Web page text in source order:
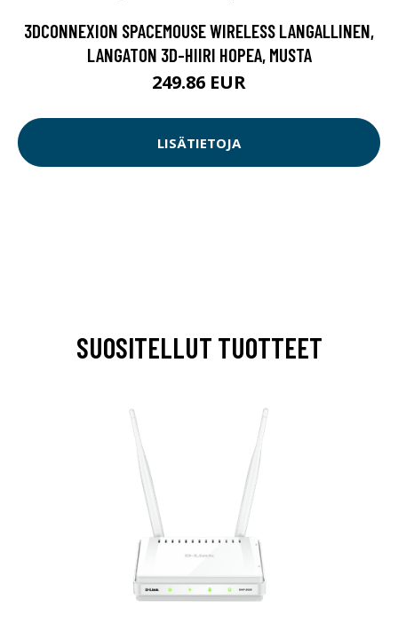
3DCONNEXION SPACEMOUSE WIRELESS LANGALLINEN,
LANGATON 3D-HIIRI HOPEA, MUSTA
249.86 EUR
LISÄTIETOJA
SUOSITELLUT TUOTTEET